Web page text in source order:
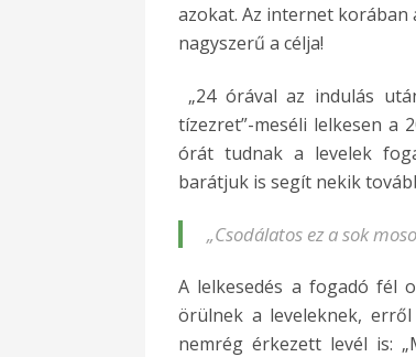
azokat. Az internet korában
nagyszerű a célja!
„24 órával az indulás
tízezret”-meséli lelkesen a
órát tudnak a levelek
barátjuk is segít nekik
„Csodálatos ez a sok
A lelkesedés a fogadó fél
örülnek a leveleknek,
nemrég érkezett levél is: